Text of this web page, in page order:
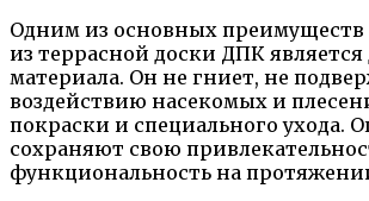
Одним из основных
из террасной доски ДПК является
материала. Он не гниет, не
воздействию насекомых и
покраски и специального ухода.
сохраняют свою
функциональность на